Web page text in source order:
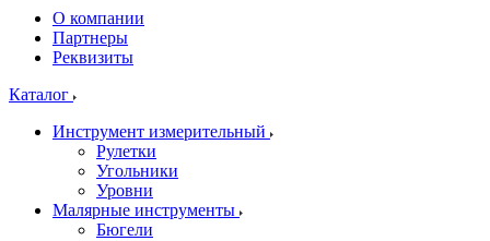
О компании
Партнеры
Реквизиты
Каталог
Инструмент измерительный
Рулетки
Угольники
Уровни
Малярные инструменты
Бюгели